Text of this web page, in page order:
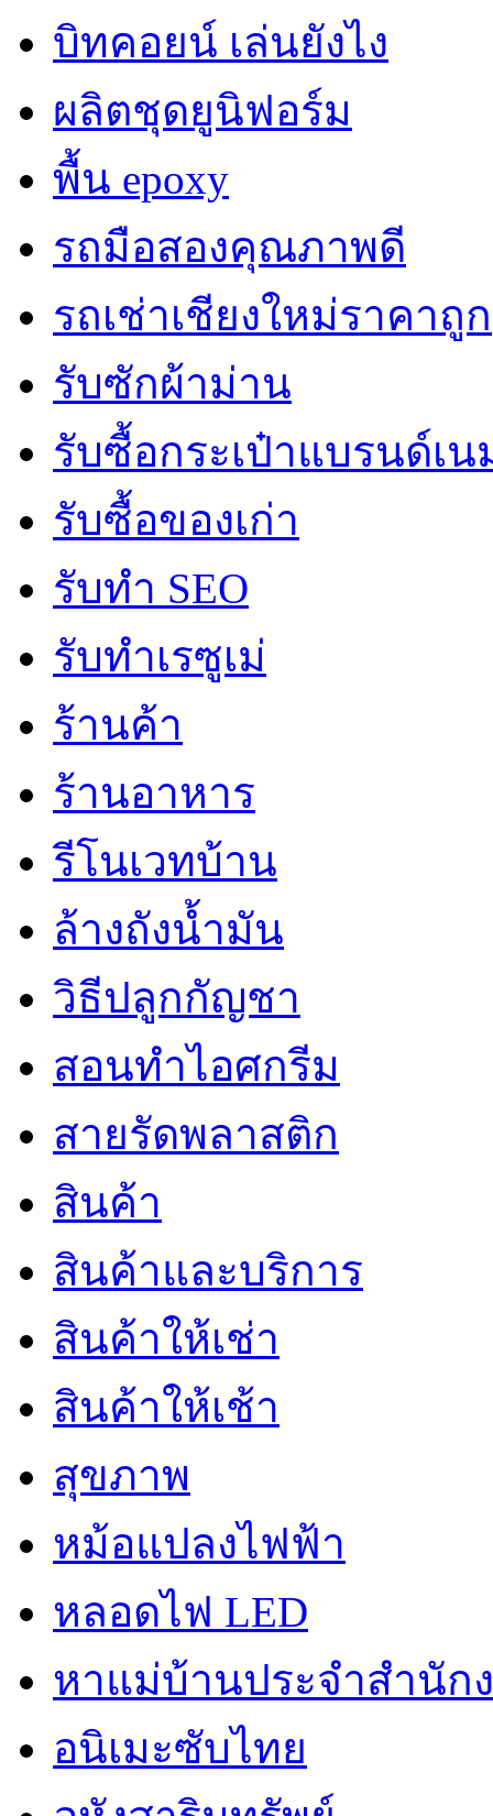
บิทคอยน์ เล่นยังไง
ผลิตชุดยูนิฟอร์ม
พื้น epoxy
รถมือสองคุณภาพดี
รถเช่าเชียงใหม่ราคาถูก
รับซักผ้าม่าน
รับซื้อกระเป๋าแบรนด์เน
รับซื้อของเก่า
รับทำ SEO
รับทำเรซูเม่
ร้านค้า
ร้านอาหาร
รีโนเวทบ้าน
ล้างถังน้ำมัน
วิธีปลูกกัญชา
สอนทำไอศกรีม
สายรัดพลาสติก
สินค้า
สินค้าและบริการ
สินค้าให้เช่า
สินค้าให้เช้า
สุขภาพ
หม้อแปลงไฟฟ้า
หลอดไฟ LED
หาแม่บ้านประจำสำนัก
อนิเมะซับไทย